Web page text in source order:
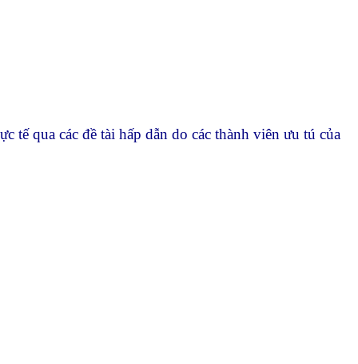
qua các đề tài hấp dẫn do các thành viên ưu tú của